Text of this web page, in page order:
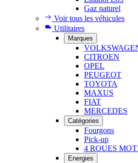
Gaz naturel
Voir tous les véhicules
Utilitaires
Marques
CITROEN
OPEL
PEUGEOT
TOYOTA
MAXUS
FIAT
MERCEDES
Catégories
Fourgons
Pick-up
4 ROUES
Energies